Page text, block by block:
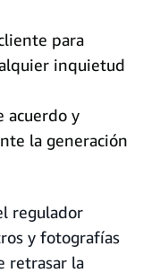
para
inquietud
acuerdo y
la generación
regulador
y fotografías
retrasar la